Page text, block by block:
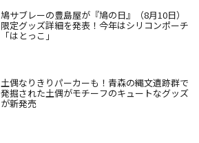
鳩サブレーの豊島屋が『鳩の日』（8月10日）
限定グッズ詳細を発表！今年はシリコンポーチ
「はとっこ」
土偶なりきりパーカーも！青森の縄文遺跡群で
発掘された土偶がモチーフのキュートなグッズ
が新発売